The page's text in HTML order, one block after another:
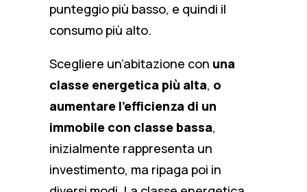
punteggio più basso, e quindi il
consumo più alto.
Scegliere un’abitazione con una
classe energetica più alta, o
aumentare l’efficienza di un
immobile con classe bassa,
inizialmente rappresenta un
investimento, ma ripaga poi in